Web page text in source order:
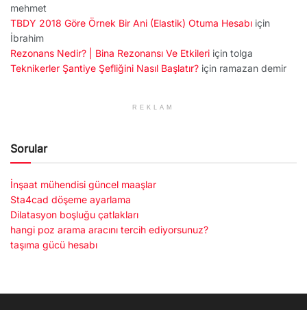
mehmet
TBDY 2018 Göre Örnek Bir Ani (Elastik) Otuma Hesabı için
İbrahim
Rezonans Nedir? | Bina Rezonansı Ve Etkileri için tolga
Teknikerler Şantiye Şefliğini Nasıl Başlatır? için ramazan demir
REKLAM
Sorular
İnşaat mühendisi güncel maaşlar
Sta4cad döşeme ayarlama
Dilatasyon boşluğu çatlakları
hangi poz arama aracını tercih ediyorsunuz?
taşıma gücü hesabı